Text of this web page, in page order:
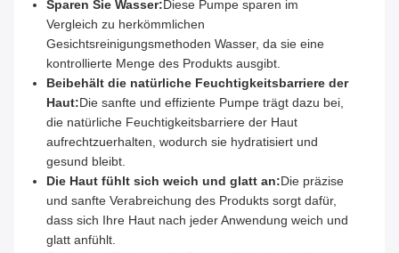
Sparen Sie Wasser:Diese Pumpe sparen im
Vergleich zu herkömmlichen
Gesichtsreinigungsmethoden Wasser, da sie eine
kontrollierte Menge des Produkts ausgibt.
Beibehält die natürliche Feuchtigkeitsbarriere der
Haut:Die sanfte und effiziente Pumpe trägt dazu bei,
die natürliche Feuchtigkeitsbarriere der Haut
aufrechtzuerhalten, wodurch sie hydratisiert und
gesund bleibt.
Die Haut fühlt sich weich und glatt an:Die präzise
und sanfte Verabreichung des Produkts sorgt dafür,
dass sich Ihre Haut nach jeder Anwendung weich und
glatt anfühlt.